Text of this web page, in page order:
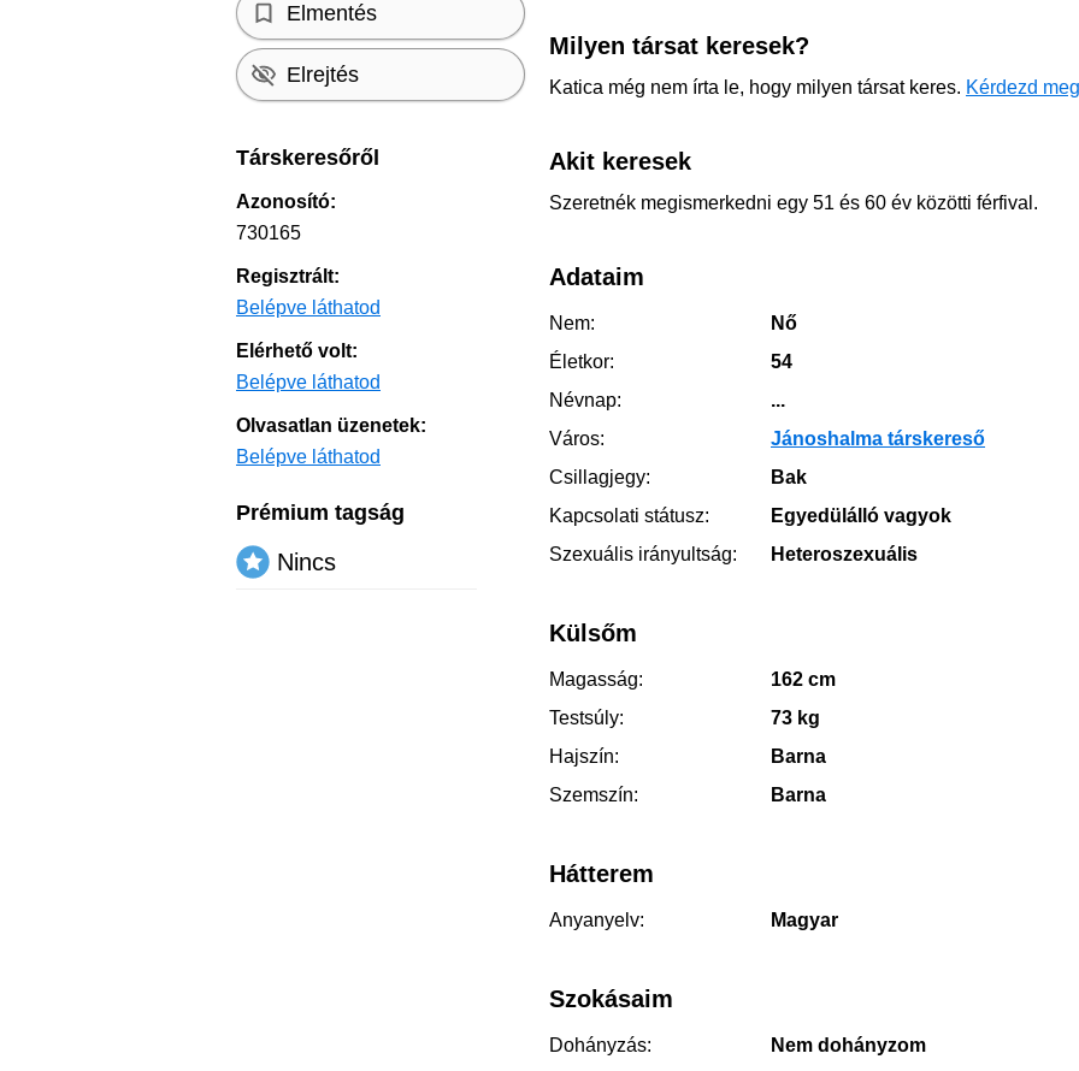
Milyen társat keresek?
Katica még nem írta le, hogy milyen társat keres. Kérdezd
Akit keresek
Szeretnék megismerkedni egy 51 és 60 év közötti férfival.
Adataim
Nem:
Nő
Életkor:
54
Névnap:
...
Város:
Jánoshalma társkereső
Csillagjegy:
Bak
Kapcsolati státusz:
Egyedülálló vagyok
Szexuális irányultság:
Heteroszexuális
Külsőm
Magasság:
162 cm
Testsúly:
73 kg
Hajszín:
Barna
Szemszín:
Barna
Hátterem
Anyanyelv: Magyar
Szokásaim
Dohányzás:
Nem dohányzom
Elmentés
Elrejtés
Társkeresőről
Azonosító:
730165
Regisztrált:
Belépve láthatod
Elérhető volt:
Belépve láthatod
Olvasatlan üzenetek:
Belépve láthatod
Prémium tagság
Nincs